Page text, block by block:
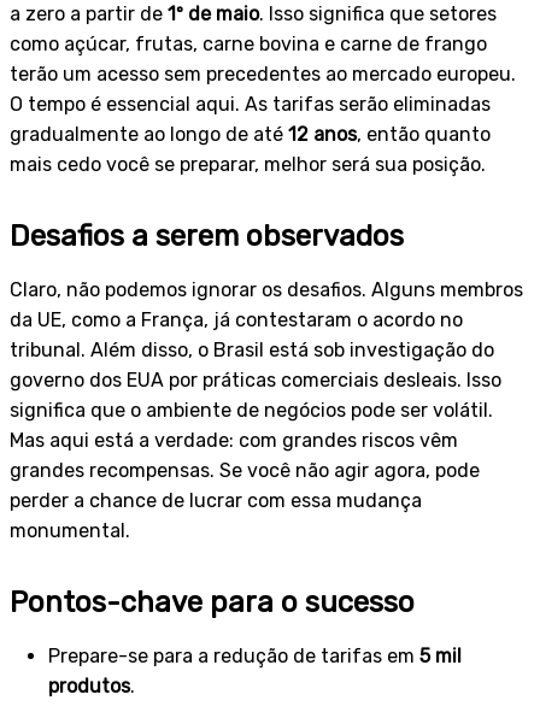
a zero a partir de 1º de maio. Isso significa que setores
como açúcar, frutas, carne bovina e carne de frango
terão um acesso sem precedentes ao mercado europeu.
O tempo é essencial aqui. As tarifas serão eliminadas
gradualmente ao longo de até 12 anos, então quanto
mais cedo você se preparar, melhor será sua posição.
Desafios a serem observados
Claro, não podemos ignorar os desafios. Alguns membros
da UE, como a França, já contestaram o acordo no
tribunal. Além disso, o Brasil está sob investigação do
governo dos EUA por práticas comerciais desleais. Isso
significa que o ambiente de negócios pode ser volátil.
Mas aqui está a verdade: com grandes riscos vêm
grandes recompensas. Se você não agir agora, pode
perder a chance de lucrar com essa mudança
monumental.
Pontos-chave para o sucesso
Prepare-se para a redução de tarifas em 5 mil
produtos.